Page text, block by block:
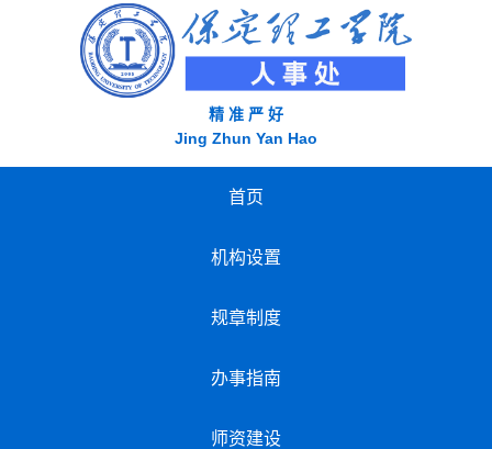
精 准 严 好
Jing Zhun Yan Hao
首页
机构设置
规章制度
办事指南
师资建设